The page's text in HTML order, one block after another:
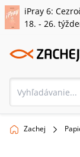
iPray 6:
18. - 26.
Zachej